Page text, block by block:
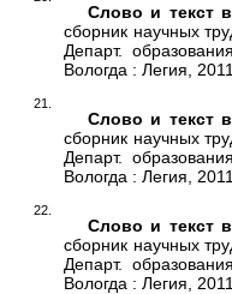
Слово и текст
сборник научных
Департ.
Вологда : Легия,
Слово и текст
сборник научных
Департ.
Вологда : Легия,
Слово и текст
сборник научных
Департ.
Вологда : Легия,